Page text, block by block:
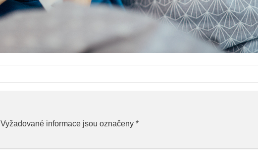
Vyžadované informace jsou označeny *